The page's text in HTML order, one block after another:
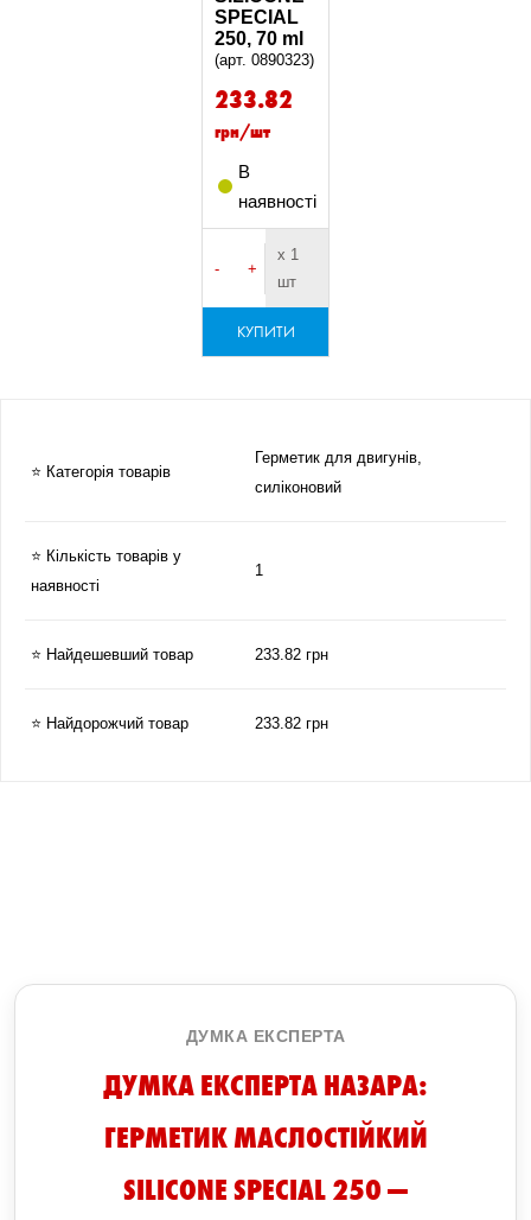
SPECIAL
250, 70 ml
(арт. 0890323)
233.82
грн/шт
В
наявності
- +
х 1
шт
КУПИТИ
⭐ Категорія товарів
Герметик для двигунів,
силіконовий
⭐ Кількість товарів у
наявності
1
⭐ Найдешевший товар 233.82 грн
⭐ Найдорожчий товар 233.82 грн
ДУМКА ЕКСПЕРТА
ДУМКА ЕКСПЕРТА НАЗАРА:
ГЕРМЕТИК МАСЛОСТІЙКИЙ
SILICONE SPECIAL 250 —